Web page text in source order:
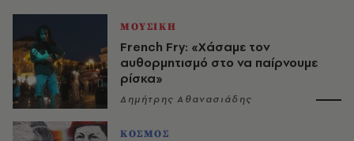
ΜΟΥΣΙΚΗ
French Fry: «Χάσαμε τον
αυθορμητισμό στο να παίρνουμε
ρίσκα»
Δημήτρης Αθανασιάδης
ΚΟΣΜΟΣ